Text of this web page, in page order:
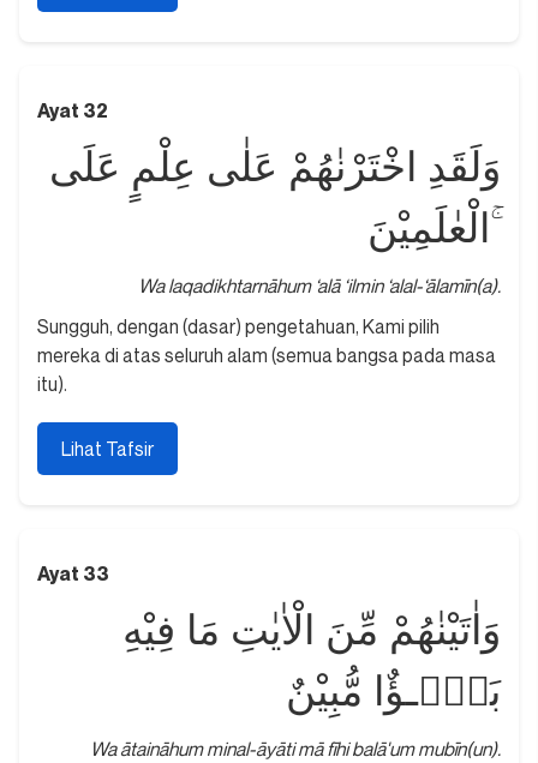
Ayat 32
وَلَقَدِ اخْتَرْنٰهُمْ عَلٰى عِلْمٍ عَلَى
الْعٰلَمِيْنَ ۚ
Wa laqadikhtarnāhum ‘alā ‘ilmin ‘alal-‘ālamīn(a).
Sungguh, dengan (dasar) pengetahuan, Kami pilih
mereka di atas seluruh alam (semua bangsa pada masa
itu).
Lihat Tafsir
Ayat 33
وَاٰتَيْنٰهُمْ مِّنَ الْاٰيٰتِ مَا فِيْهِ
بَلٰۤـؤٌا مُّبِيْنٌ
Wa ātaināhum minal-āyāti mā fīhi balā'um mubīn(un).